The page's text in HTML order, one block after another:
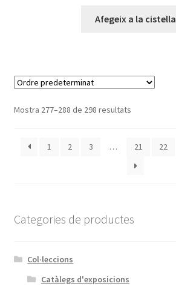
Afegeix a la cistella
Mostra 277–288 de 298 resultats
1 2 3 … 21 22
Categories de productes
Col·leccions
Catàlegs d'exposicions